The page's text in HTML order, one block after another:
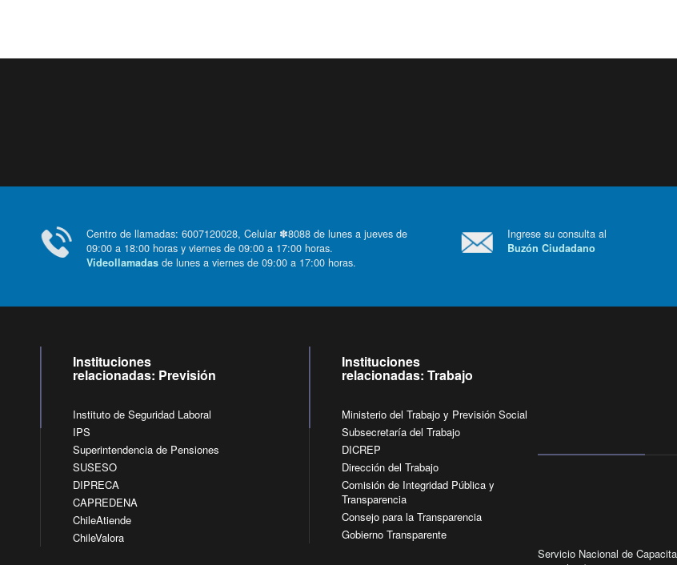
Centro de llamadas: 6007120028, Celular ✽8088 de lunes a jueves de
09:00 a 18:00 horas y viernes de 09:00 a 17:00 horas.
Videollamadas de lunes a viernes de 09:00 a 17:00 horas.
Ingrese su consulta al
Buzón Ciudadano
Instituciones
relacionadas: Previsión
Instituto de Seguridad Laboral
IPS
Superintendencia de Pensiones
SUSESO
DIPRECA
CAPREDENA
ChileAtiende
ChileValora
Instituciones
relacionadas: Trabajo
Ministerio del Trabajo y Previsión Social
Subsecretaría del Trabajo
DICREP
Dirección del Trabajo
Comisión de Integridad Pública y
Transparencia
Consejo para la Transparencia
Gobierno Transparente
Servicio Nacional de